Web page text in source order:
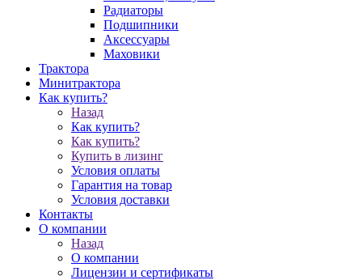
Радиаторы
Подшипники
Аксессуары
Маховики
Трактора
Минитрактора
Как купить?
Назад
Как купить?
Как купить?
Купить в лизинг
Условия оплаты
Гарантия на товар
Условия доставки
Контакты
О компании
Назад
О компании
Лицензии и сертификаты